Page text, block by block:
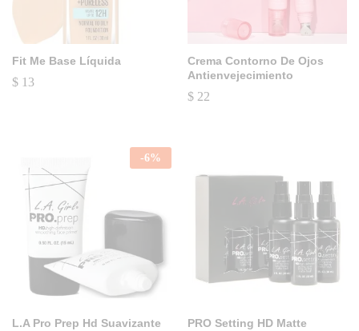
Fit Me Base Líquida
$ 13
Crema Contorno De Ojos
Antienvejecimiento
$ 22
-6%
L.A Pro Prep Hd Suavizante PRO Setting HD Matte